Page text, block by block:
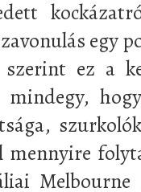
egy
szerint ez a
mindegy,
mennyire